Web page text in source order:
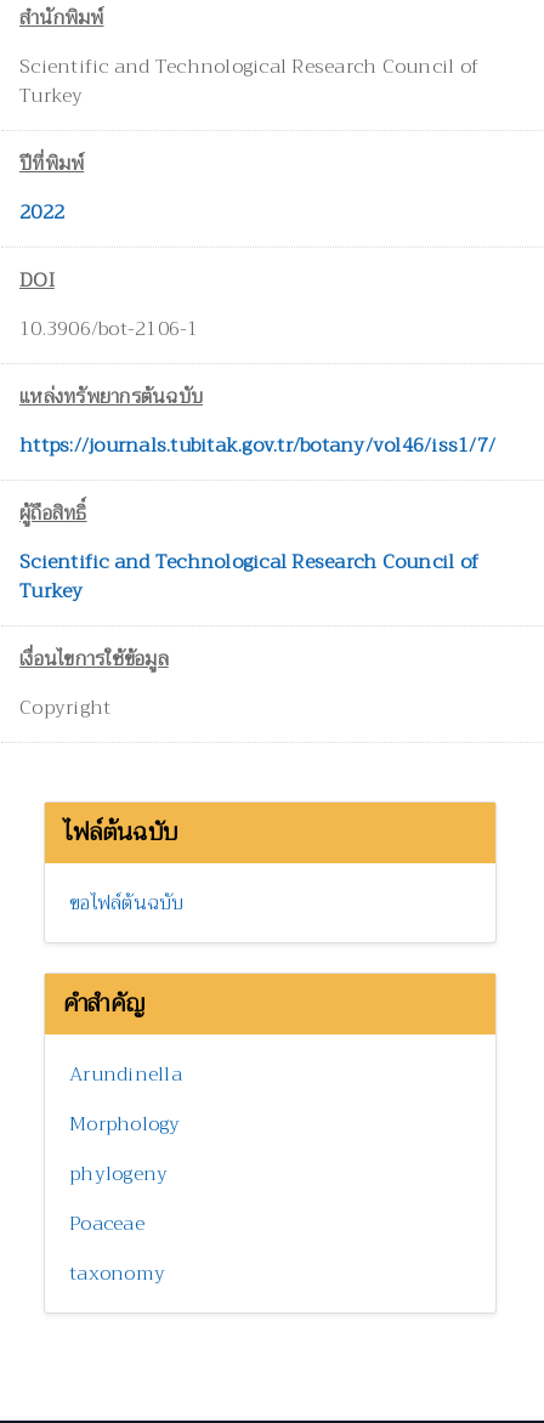
สำนักพิมพ์
Scientific and Technological Research Council of
Turkey
ปีที่พิมพ์
2022
DOI
10.3906/bot-2106-1
แหล่งทรัพยากรต้นฉบับ
https://journals.tubitak.gov.tr/botany/vol46/iss1/7/
ผู้ถือสิทธิ์
Scientific and Technological Research Council of
Turkey
เงื่อนไขการใช้ข้อมูล
Copyright
ไฟล์ต้นฉบับ
ขอไฟล์ต้นฉบับ
คำสำคัญ
Arundinella
Morphology
phylogeny
Poaceae
taxonomy